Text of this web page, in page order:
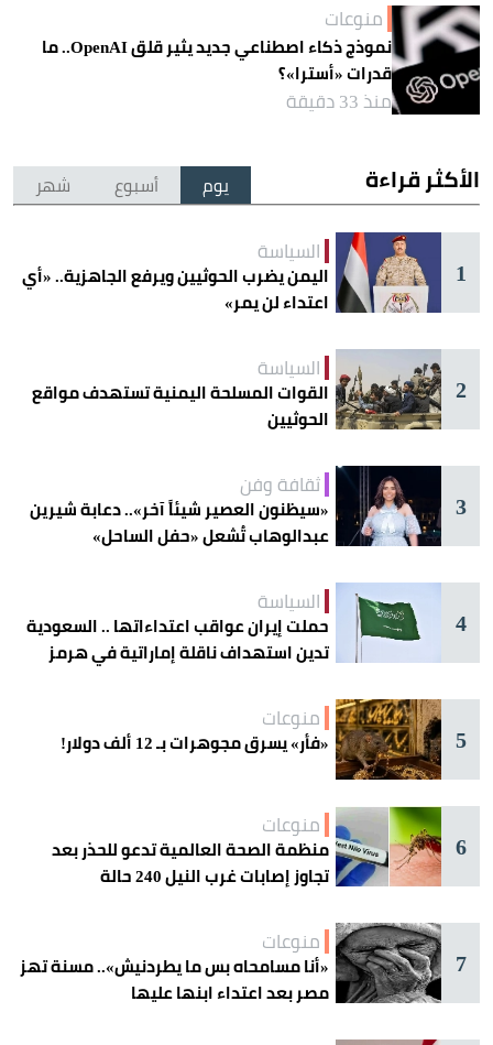
منوعات
نموذج ذكاء اصطناعي جديد يثير قلق OpenAI.. ما
قدرات «أسترا»؟
منذ 33 دقيقة
الأكثر قراءة يوم أسبوع شهر
1
السياسة
اليمن يضرب الحوثيين ويرفع الجاهزية.. «أي
اعتداء لن يمر»
2
السياسة
القوات المسلحة اليمنية تستهدف مواقع
الحوثيين
3
ثقافة وفن
«سيظنون العصير شيئاً آخر».. دعابة شيرين
عبدالوهاب تُشعل «حفل الساحل»
4
السياسة
حملت إيران عواقب اعتداءاتها .. السعودية
تدين استهداف ناقلة إماراتية في هرمز
5
منوعات
«فأر» يسرق مجوهرات بـ 12 ألف دولار!
6
منوعات
منظمة الصحة العالمية تدعو للحذر بعد
تجاوز إصابات غرب النيل 240 حالة
7
منوعات
«أنا مسامحاه بس ما يطردنيش».. مسنة تهز
مصر بعد اعتداء ابنها عليها